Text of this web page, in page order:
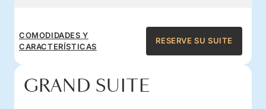
COMODIDADES Y
CARACTERÍSTICAS
RESERVE SU SUITE
GRAND SUITE